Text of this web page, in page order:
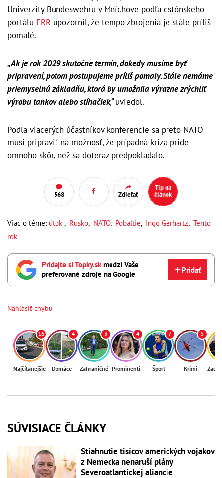
Univerzity Bundeswehru v Mníchove podľa estónskeho
portálu ERR upozornil, že tempo zbrojenia je stále príliš
pomalé.
„Ak je rok 2029 skutočne termín, dokedy musíme byť
pripravení, potom postupujeme príliš pomaly. Stále nemáme
priemyselnú základňu, ktorá by umožnila výrazne zrýchliť
výrobu tankov alebo stíhačiek,“uviedol.
Podľa viacerých účastníkov konferencie sa preto NATO
musí pripraviť na možnosť, že prípadná kríza príde
omnoho skôr, než sa doteraz predpokladalo.
568 Zdieľať
Tip na
článok
Viac o téme: útok , Rusko, NATO, Pobaltie, Ingo Gerhartz, Tento
rok
Pridajte si Topky.skmedzi Vaše
preferované zdroje na Google
Pridať
Nahlásiť chybu
16
Najčítanejšie
4
Domáce
3
Zahraničné
4
Prominenti
7
Šport
5
Krimi
SÚVISIACE ČLÁNKY
Stiahnutie tisícov amerických vojakov
z Nemecka nenaruší plány
Severoatlantickej aliancie